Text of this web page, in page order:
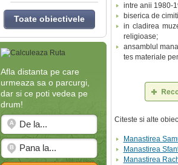
Toate obiectivele
Afla distanta pe care
urmeaza sa o parcurgi,
dar si ce poti vedea pe
drum!
intre anii 1980-
biserica de
in cladirea
religioase;
ansamblul
tes materiale
Citeste si alte
Manastirea
Manastirea
Manastirea